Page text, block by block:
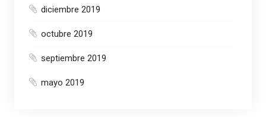
diciembre 2019
octubre 2019
septiembre 2019
mayo 2019